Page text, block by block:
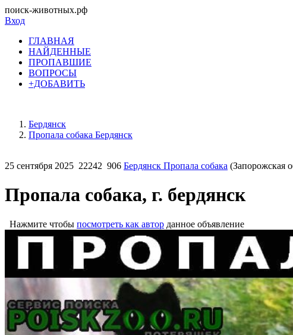
поиск-животных.рф
Вход
ГЛАВНАЯ
НАЙДЕННЫЕ
ПРОПАВШИЕ
ВОПРОСЫ
+ДОБАВИТЬ
Бердянск
Пропала собака Бердянск
25 сентября 2025 22242 906 Бердянск Пропала собака (Запорожская
Пропала собака, г. бердянск
Нажмите чтобы посмотреть как автор данное объявление